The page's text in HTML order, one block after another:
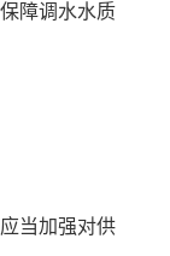
障调水水质
当加强对供